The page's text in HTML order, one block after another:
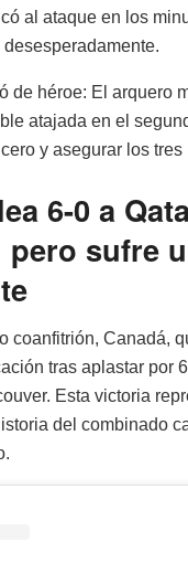
al ataque en los
de héroe: El arquero
atajada en el
y asegurar los tres
6-0 a
pero sufre
coanfitrión, Canadá,
tras aplastar por
Esta victoria
del combinado